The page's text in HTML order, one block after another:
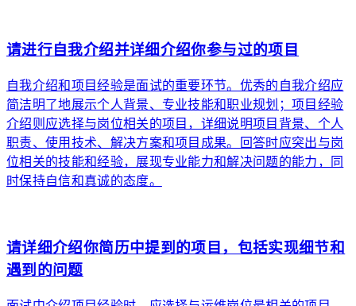
请进行自我介绍并详细介绍你参与过的项目
自我介绍和项目经验是面试的重要环节。优秀的自我介绍应
简洁明了地展示个人背景、专业技能和职业规划；项目经验
介绍则应选择与岗位相关的项目，详细说明项目背景、个人
职责、使用技术、解决方案和项目成果。回答时应突出与岗
位相关的技能和经验，展现专业能力和解决问题的能力，同
时保持自信和真诚的态度。
请详细介绍你简历中提到的项目，包括实现细节和
遇到的问题